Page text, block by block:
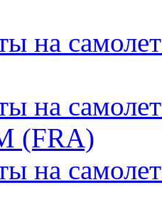
на
на
(FRA)
на